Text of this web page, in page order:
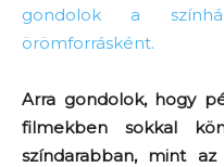
gondolok a
örömforrásként.
Arra gondolok, hogy
filmekben sokkal
színdarabban, mint